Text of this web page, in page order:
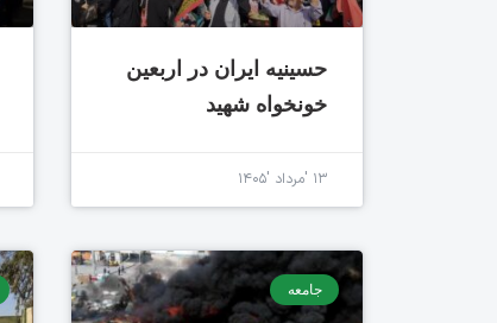
حسینیه ایران در اربعین
خونخواه شهید
۱۳ 'مرداد '۱۴۰۵
جامعه